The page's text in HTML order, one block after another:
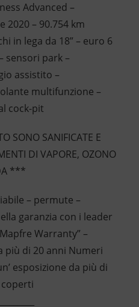
Advanced –
– 90.754 km
in lega da 18” – euro 6
sensori park –
assistito –
multifunzione –
cock-pit
SONO SANIFICATE E
DI VAPORE, OZONO
***
– permute –
garanzia con i leader
Warranty” –
più di 20 anni Numeri
esposizione da più di